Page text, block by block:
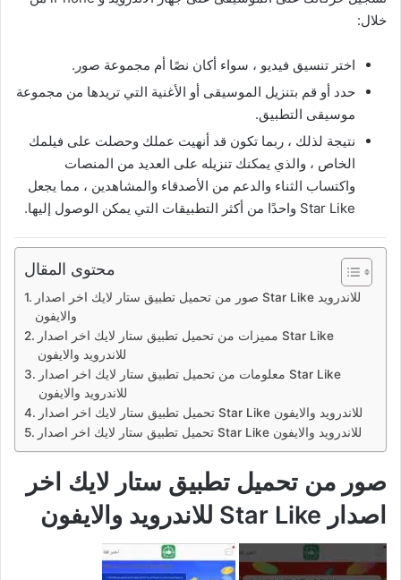
خلال:
اختر تنسيق فيديو ، سواء أكان نصًا أم مجموعة صور.
حدد أو قم بتنزيل الموسيقى أو الأغنية التي تريدها من مجموعة
موسيقى التطبيق.
نتيجة لذلك ، ربما تكون قد أنهيت عملك وحصلت على فيلمك
الخاص ، والذي يمكنك تنزيله على العديد من المنصات
واكتساب الثناء والدعم من الأصدقاء والمشاهدين ، مما يجعل
Star Like واحدًا من أكثر التطبيقات التي يمكن الوصول إليها.
محتوى المقال
صور من تحميل تطبيق ستار لايك اخر اصدار Star Like للاندرويد
والايفون
مميزات من تحميل تطبيق ستار لايك اخر اصدار Star Like
للاندرويد والايفون
معلومات من تحميل تطبيق ستار لايك اخر اصدار Star Like
للاندرويد والايفون
تحميل تطبيق ستار لايك اخر اصدار Star Like للاندرويد والايفون
تحميل تطبيق ستار لايك اخر اصدار Star Like للاندرويد والايفون
صور من تحميل تطبيق ستار لايك اخر
اصدار Star Like للاندرويد والايفون